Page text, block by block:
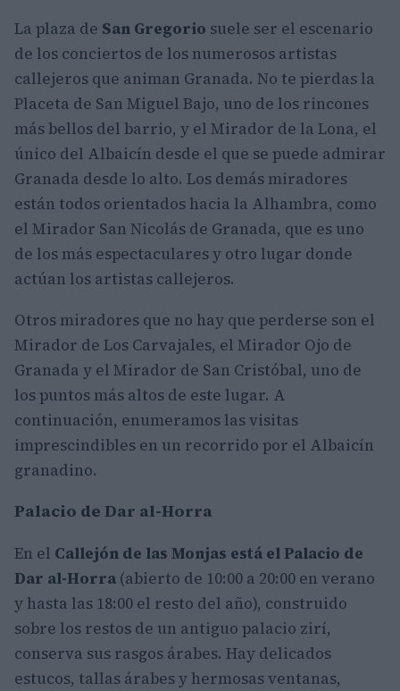
La plaza de San Gregorio suele ser el escenario
de los conciertos de los numerosos artistas
callejeros que animan Granada. No te pierdas la
Placeta de San Miguel Bajo, uno de los rincones
más bellos del barrio, y el Mirador de la Lona, el
único del Albaicín desde el que se puede admirar
Granada desde lo alto. Los demás miradores
están todos orientados hacia la Alhambra, como
el Mirador San Nicolás de Granada, que es uno
de los más espectaculares y otro lugar donde
actúan los artistas callejeros.
Otros miradores que no hay que perderse son el
Mirador de Los Carvajales, el Mirador Ojo de
Granada y el Mirador de San Cristóbal, uno de
los puntos más altos de este lugar. A
continuación, enumeramos las visitas
imprescindibles en un recorrido por el Albaicín
granadino.
Palacio de Dar al-Horra
En el Callejón de las Monjas está el Palacio de
Dar al-Horra (abierto de 10:00 a 20:00 en verano
y hasta las 18:00 el resto del año), construido
sobre los restos de un antiguo palacio zirí,
conserva sus rasgos árabes. Hay delicados
estucos, tallas árabes y hermosas ventanas,